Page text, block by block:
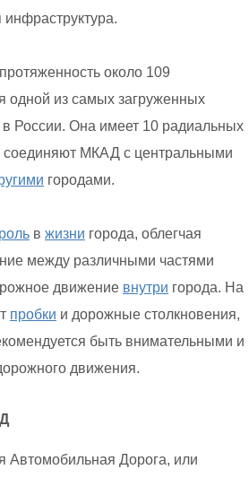
около 109
одной из самых загруженных
России. Она имеет 10 радиальных
соединяют МКАД с центральными
городами.
роль в жизни города, облегчая
между различными частями
движение внутри города. На
пробки и дорожные столкновения,
быть внимательными и
движения.
Автомобильная Дорога, или